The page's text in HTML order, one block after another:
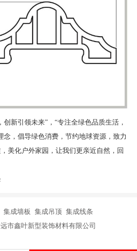
新引领未来”，“专注全绿色品质生活，
念，倡导绿色消费，节约地球资源，致力
美化户外家园，让我们更亲近自然，回
集成墙板 集成吊顶 集成线条
市鑫叶新型装饰材料有限公司